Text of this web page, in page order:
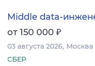
Middle data-
от 150 000 ₽
03 августа 2026 Москва
СБЕР